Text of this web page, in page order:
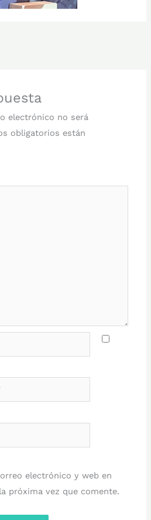
electrónico no será
obligatorios están
electrónico y web en
próxima vez que comente.